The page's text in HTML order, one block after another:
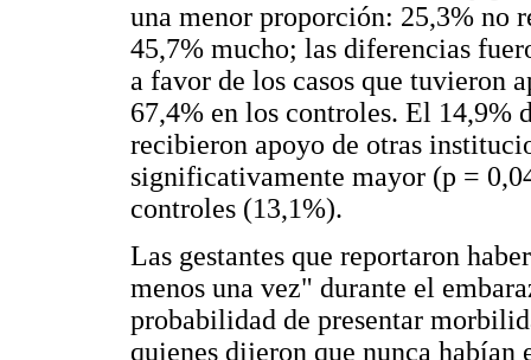
una menor proporción: 25,3% no
45,7% mucho; las diferencias
a favor de los casos que tuvieron
67,4% en los controles. El 14,9%
recibieron apoyo de otras
significativamente mayor (p =
controles (13,1%).
Las gestantes que reportaron
menos una vez" durante el
probabilidad de presentar
quienes dijeron que nunca